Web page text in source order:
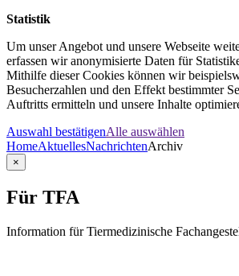
Statistik
Um unser Angebot und unsere Webseite
erfassen wir anonymisierte Daten für
Mithilfe dieser Cookies können wir
Besucherzahlen und den Effekt bestimmter
Auftritts ermitteln und unsere Inhalte
Auswahl bestätigenAlle auswählen
HomeAktuellesNachrichtenArchiv
×
Für TFA
Information für Tiermedizinische